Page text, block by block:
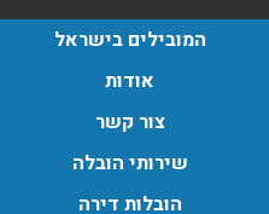
הובלות בתל אביב:
הובלות מנוף בגבעת
המובילים בישראל
אודות
צור קשר
שירותי הובלה
הובלות דירה